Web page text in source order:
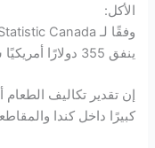
الأكل:
ينفق 355 دولارًا أمريكيًا شهريًا على الطعام (البقالة والمطاعم).
إن تقدير تكاليف
كبيرًا داخل كندا